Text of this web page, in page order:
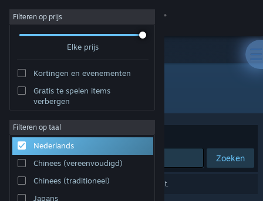
Inloggen
Community
Over
Ondersteuning
Taal wijzigen
Filteren op prijs
Elke prijs
Kortingen en evenementen
Gratis te spelen items
verbergen
Filteren op taal
Nederlands
Chinees (vereenvoudigd)
Chinees (traditioneel)
Japans
Ontwikkelaar: PurpleLamp
Sorteren op Relevantie
Zoeken
0 resultaten komen overeen met je zoekopdracht.